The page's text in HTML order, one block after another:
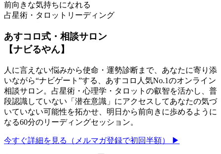
前向きな気持ちになれる
占星術・タロットリーディング
あすコロ式・相談サロン
【ナビるやん】
人に言えない悩みから使命・運勢診断まで、あなたに寄り添
いながら“ナビゲート”する、あすコロ人気No.1のオンライン
相談サロン。占星術・心理学・タロットの叡智を活かし、普
段認識していない「潜在意識」にアクセスしてあなたの気づ
いていない可能性を拓かせ、明日から前向きに歩めるように
なる60分のリーディングセッション。
今すぐ詳細を見る（メルマガ登録で初回半額） ▶